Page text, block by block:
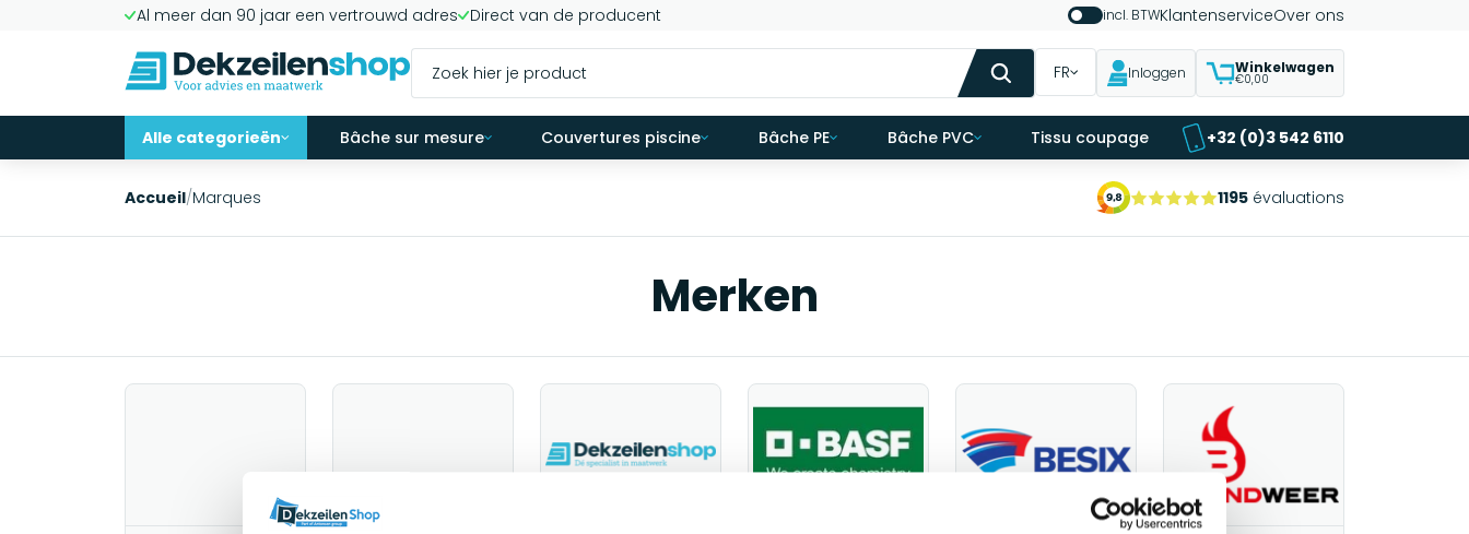
Al meer dan 90 jaar een vertrouwd adres Direct van de producent incl. BTWKlantenserviceOver ons
FR Inloggen Winkelwagen
€0,00
Alle categorieën Bâche sur mesure Couvertures piscine Bâche PE Bâche PVC Tissu coupage +32 (0)3 542 6110
Accueil/Marques 1195 évaluations
Merken